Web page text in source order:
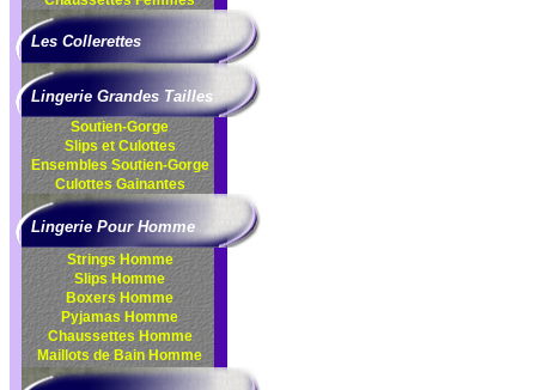
Les Collerettes
Lingerie Grandes Tailles
Soutien-Gorge
Slips et Culottes
EnsemblesSoutien-Gorge
CulottesGainantes
Lingerie Pour Homme
Strings Homme
Slips Homme
Boxers Homme
Pyjamas Homme
Chaussettes Homme
Maillots de Bain Homme